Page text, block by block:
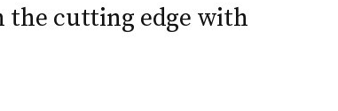
the cutting edge with